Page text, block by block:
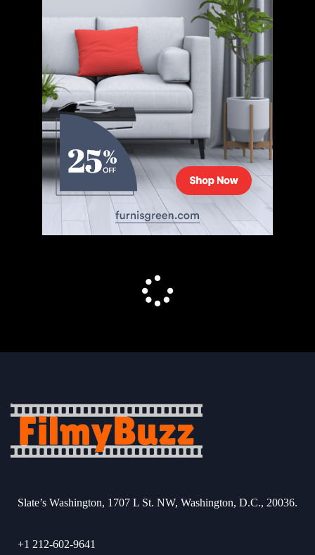
Slate’s Washington, 1707 L St. NW, Washington, D.C., 20036.
+1 212-602-9641